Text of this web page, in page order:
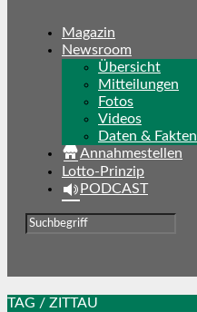
Magazin
Newsroom
Übersicht
Mitteilungen
Fotos
Videos
Daten & Fakten
Annahmestellen
Lotto-Prinzip
PODCAST
TAG / ZITTAU